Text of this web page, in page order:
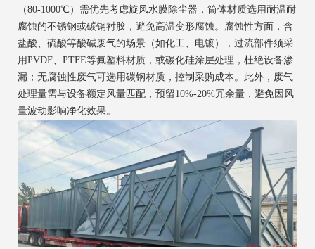
（80-1000℃）需优先考虑旋风水膜除尘器，筒体材质选用耐温耐
腐蚀的不锈钢或碳钢衬胶，避免高温变形腐蚀。腐蚀性方面，含
盐酸、硫酸等酸碱废气的场景（如化工、电镀），过流部件须采
用PVDF、PTFE等氟塑料材质，或碳化硅涂层处理，杜绝设备渗
漏；无腐蚀性废气可选用碳钢材质，控制采购成本。此外，废气
处理量需与设备额定风量匹配，预留10%-20%冗余量，避免因风
量波动影响净化效果。